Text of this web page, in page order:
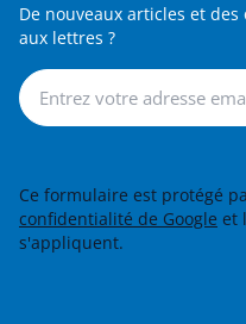
De nouveaux articles et
aux lettres ?
Lettre d’information
Ce formulaire est protégé
confidentialité de Google et
s'appliquent.